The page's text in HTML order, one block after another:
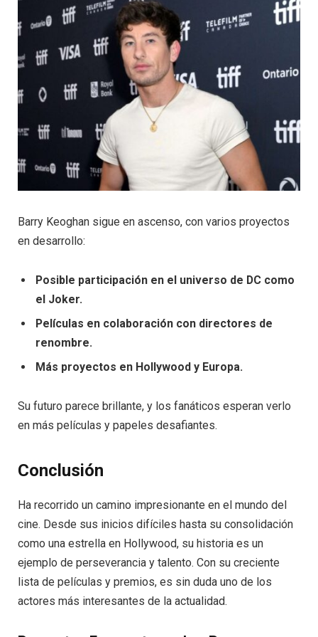
Barry Keoghan sigue en ascenso, con varios proyectos
en desarrollo:
Posible participación en el universo de DC como
el Joker.
Películas en colaboración con directores de
renombre.
Más proyectos en Hollywood y Europa.
Su futuro parece brillante, y los fanáticos esperan verlo
en más películas y papeles desafiantes.
Conclusión
Ha recorrido un camino impresionante en el mundo del
cine. Desde sus inicios difíciles hasta su consolidación
como una estrella en Hollywood, su historia es un
ejemplo de perseverancia y talento. Con su creciente
lista de películas y premios, es sin duda uno de los
actores más interesantes de la actualidad.